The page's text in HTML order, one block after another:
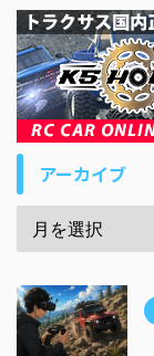
アーカイブ